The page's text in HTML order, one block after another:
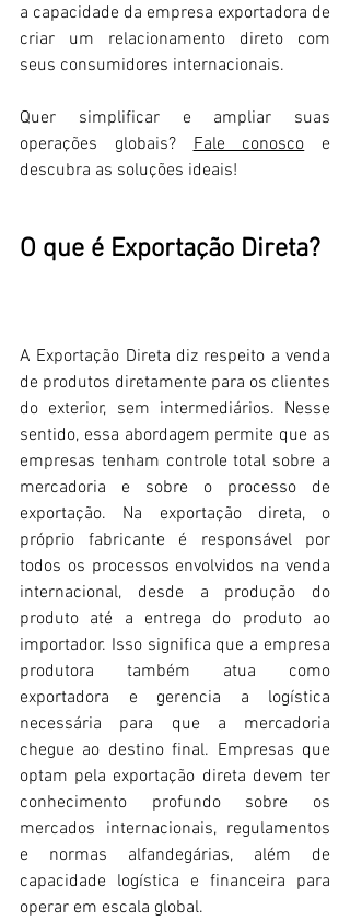
a capacidade da empresa exportadora de
criar um relacionamento direto com
seus consumidores internacionais.
Quer simplificar e ampliar suas
operações globais? Fale conosco e
descubra as soluções ideais!
O que é Exportação Direta?
A Exportação Direta diz respeito a venda
de produtos diretamente para os clientes
do exterior, sem intermediários. Nesse
sentido, essa abordagem permite que as
empresas tenham controle total sobre a
mercadoria e sobre o processo de
exportação. Na exportação direta, o
próprio fabricante é responsável por
todos os processos envolvidos na venda
internacional, desde a produção do
produto até a entrega do produto ao
importador. Isso significa que a empresa
produtora também atua como
exportadora e gerencia a logística
necessária para que a mercadoria
chegue ao destino final. Empresas que
optam pela exportação direta devem ter
conhecimento profundo sobre os
mercados internacionais, regulamentos
e normas alfandegárias, além de
capacidade logística e financeira para
operar em escala global.